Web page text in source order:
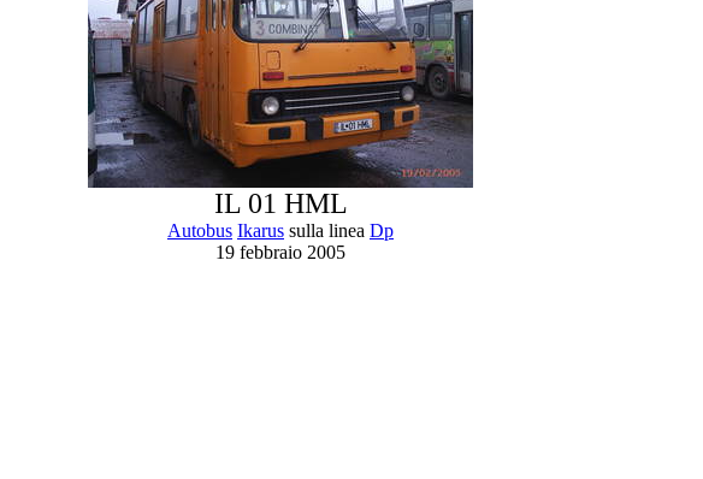
IL 01 HML
Autobus Ikarus sulla linea Dp
19 febbraio 2005